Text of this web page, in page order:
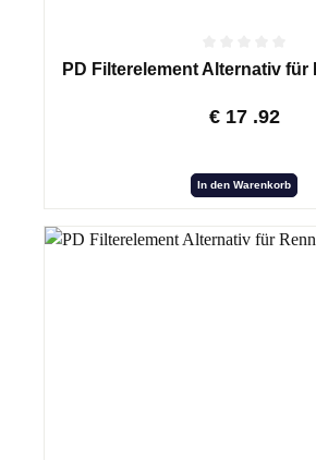
PD Filterelement Alternativ für
€ 17 .92
In den Warenkorb